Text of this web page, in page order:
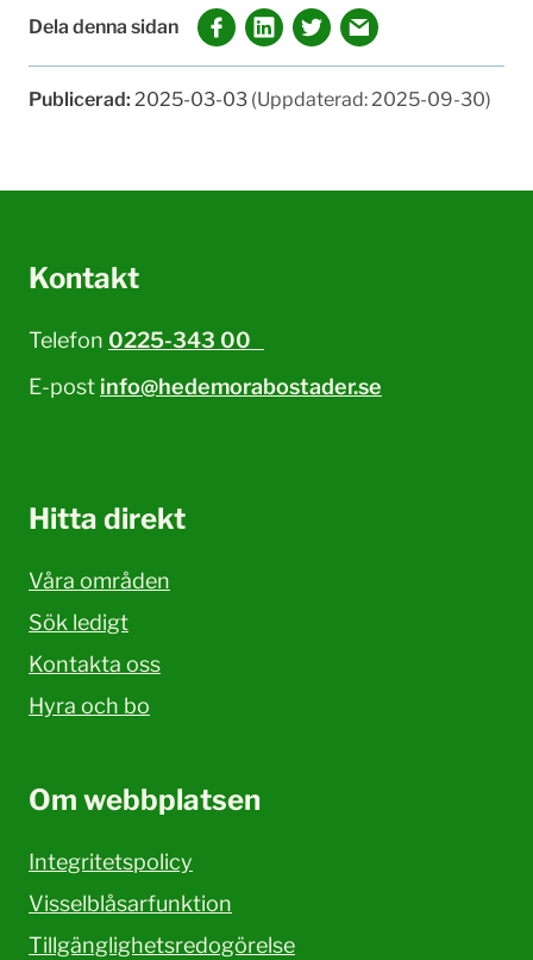
Dela denna sidan
Publicerad: 2025-03-03 (Uppdaterad: 2025-09-30)
Kontakt
Telefon 0225-343 00
E-post info@hedemorabostader.se
Hitta direkt
Våra områden
Sök ledigt
Kontakta oss
Hyra och bo
Om webbplatsen
Integritetspolicy
Visselblåsarfunktion
Tillgänglighetsredogörelse